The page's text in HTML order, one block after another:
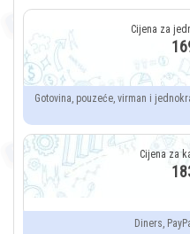
Gotovina, pouzeće, virman i
Diners,